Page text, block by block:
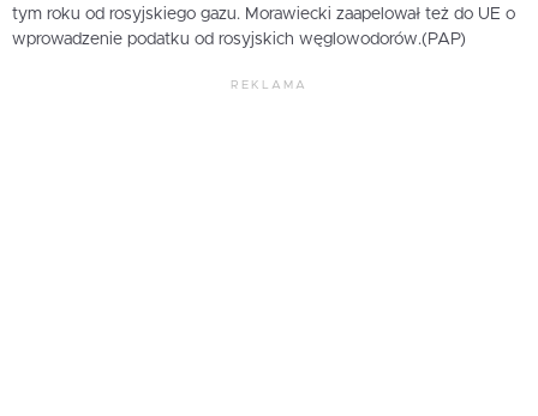
tym roku od rosyjskiego gazu. Morawiecki zaapelował też do UE o
wprowadzenie podatku od rosyjskich węglowodorów.(PAP)
REKLAMA